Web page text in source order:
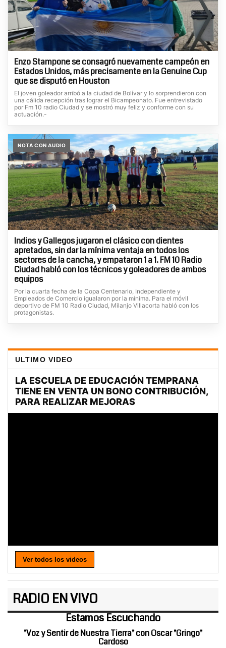
Enzo Stampone se consagró nuevamente campeón en
Estados Unidos, más precisamente en la Genuine Cup
que se disputó en Houston
El joven goleador arribó a la ciudad de Bolívar y lo sorprendieron con
una cálida recepción tras lograr el Bicampeonato. Fue entrevistado
por Fm 10 radio Ciudad y se mostró muy feliz y conforme con su
actuación.-
NOTA CON AUDIO
Indios y Gallegos jugaron el clásico con dientes
apretados, sin dar la mínima ventaja en todos los
sectores de la cancha, y empataron 1 a 1. FM 10 Radio
Ciudad habló con los técnicos y goleadores de ambos
equipos
Por la cuarta fecha de la Copa Centenario, Independiente y
Empleados de Comercio igualaron por la mínima. Para el móvil
deportivo de FM 10 Radio Ciudad, Milanjo Villacorta habló con los
protagonistas.
ULTIMO VIDEO
Ver todos los videos
RADIO EN VIVO
Estamos Escuchando
"Voz y Sentir de Nuestra Tierra" con Oscar "Gringo"
Cardoso